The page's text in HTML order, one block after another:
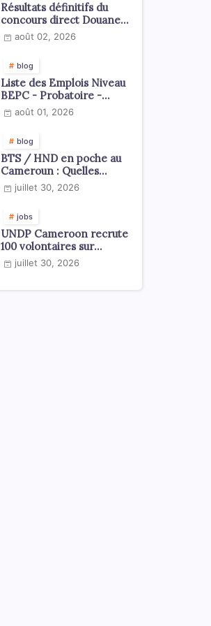
Résultats définitifs du
concours direct Douanes
2026août 02, 2026
blog
Liste des Emplois Niveau
BEPC - Probatoire -
Baccalauréat dispoblible
en 2026
août 01, 2026
blog
BTS / HND en poche au
Cameroun : Quelles
opportunités
professionnelles s'offrent
juillet 30, 2026
jobs
UNDP Cameroon recrute
100 volontaires sur
l'échelle du territoire
national
juillet 30, 2026